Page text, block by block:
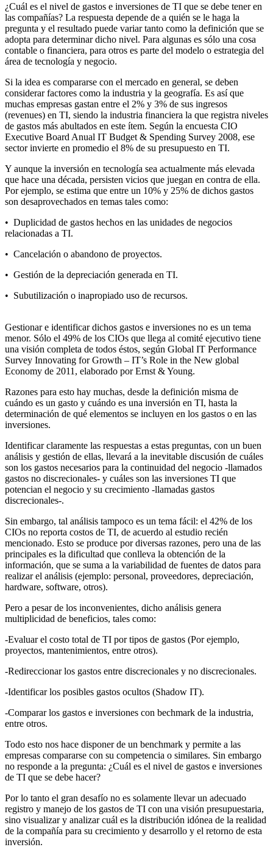
¿Cuál es el nivel de gastos e inversiones de TI que se debe tener en
las compañías? La respuesta depende de a quién se le haga la
pregunta y el resultado puede variar tanto como la definición que se
adopta para determinar dicho nivel. Para algunas es sólo una cosa
contable o financiera, para otros es parte del modelo o estrategia del
área de tecnología y negocio.
Si la idea es compararse con el mercado en general, se deben
considerar factores como la industria y la geografía. Es así que
muchas empresas gastan entre el 2% y 3% de sus ingresos
(revenues) en TI, siendo la industria financiera la que registra niveles
de gastos más abultados en este ítem. Según la encuesta CIO
Executive Board Anual IT Budget & Spending Survey 2008, ese
sector invierte en promedio el 8% de su presupuesto en TI.
Y aunque la inversión en tecnología sea actualmente más elevada
que hace una década, persisten vicios que juegan en contra de ella.
Por ejemplo, se estima que entre un 10% y 25% de dichos gastos
son desaprovechados en temas tales como:
• Duplicidad de gastos hechos en las unidades de negocios
relacionadas a TI.
• Cancelación o abandono de proyectos.
• Gestión de la depreciación generada en TI.
• Subutilización o inapropiado uso de recursos.
Gestionar e identificar dichos gastos e inversiones no es un tema
menor. Sólo el 49% de los CIOs que llega al comité ejecutivo tiene
una visión completa de todos éstos, según Global IT Performance
Survey Innovating for Growth – IT’s Role in the New global
Economy de 2011, elaborado por Ernst & Young.
Razones para esto hay muchas, desde la definición misma de
cuándo es un gasto y cuándo es una inversión en TI, hasta la
determinación de qué elementos se incluyen en los gastos o en las
inversiones.
Identificar claramente las respuestas a estas preguntas, con un buen
análisis y gestión de ellas, llevará a la inevitable discusión de cuáles
son los gastos necesarios para la continuidad del negocio -llamados
gastos no discrecionales- y cuáles son las inversiones TI que
potencian el negocio y su crecimiento -llamadas gastos
discrecionales-.
Sin embargo, tal análisis tampoco es un tema fácil: el 42% de los
CIOs no reporta costos de TI, de acuerdo al estudio recién
mencionado. Esto se produce por diversas razones, pero una de las
principales es la dificultad que conlleva la obtención de la
información, que se suma a la variabilidad de fuentes de datos para
realizar el análisis (ejemplo: personal, proveedores, depreciación,
hardware, software, otros).
Pero a pesar de los inconvenientes, dicho análisis genera
multiplicidad de beneficios, tales como:
-Evaluar el costo total de TI por tipos de gastos (Por ejemplo,
proyectos, mantenimientos, entre otros).
-Redireccionar los gastos entre discrecionales y no discrecionales.
-Identificar los posibles gastos ocultos (Shadow IT).
-Comparar los gastos e inversiones con bechmark de la industria,
entre otros.
Todo esto nos hace disponer de un benchmark y permite a las
empresas compararse con su competencia o similares. Sin embargo
no responde a la pregunta: ¿Cuál es el nivel de gastos e inversiones
de TI que se debe hacer?
Por lo tanto el gran desafío no es solamente llevar un adecuado
registro y manejo de los gastos de TI con una visión presupuestaria,
sino visualizar y analizar cuál es la distribución idónea de la realidad
de la compañía para su crecimiento y desarrollo y el retorno de esta
inversión.